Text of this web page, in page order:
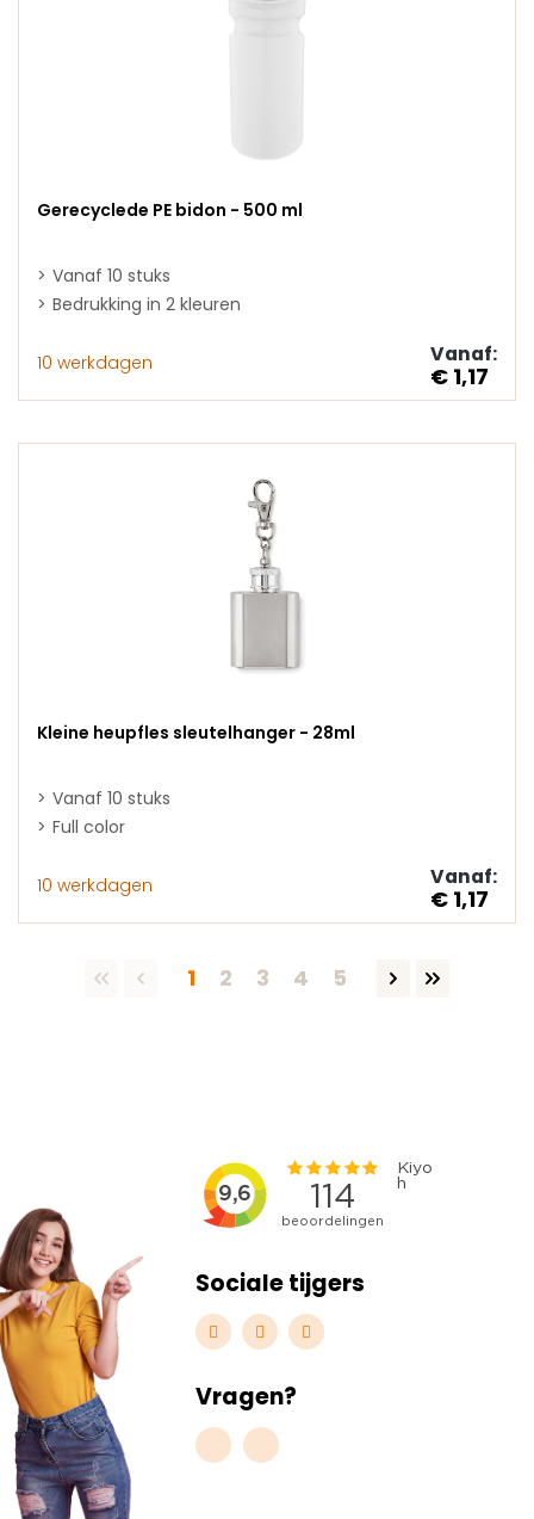
Gerecyclede PE bidon - 500 ml
Vanaf 10 stuks
Bedrukking in 2 kleuren
10 werkdagen Vanaf:
€ 1,17
Kleine heupfles sleutelhanger - 28ml
Vanaf 10 stuks
Full color
10 werkdagen Vanaf:
€ 1,17
Pagina
1 Pagina
2 Pagina
3 Pagina
4 Pagina
5
Sociale tijgers
Vragen?